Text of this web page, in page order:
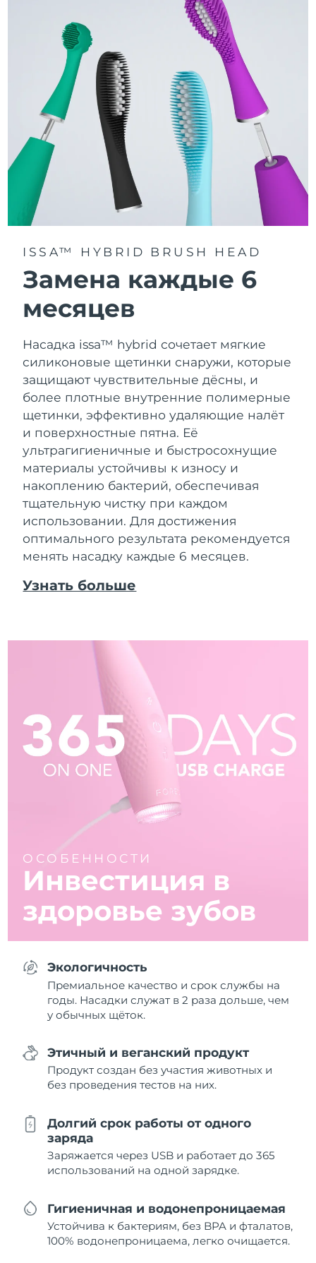
3 режима чистки: Deep Clean, Whitening и Sensitive.
Технология Sonic Pulse обеспечивает 11 000
пульсаций в минуту для глубокого и бережного
очищения всей полости рта.
Получите доступ к индивидуальным режимам
чистки через приложение FOREO For You.
ISSA™ HYBRID BRUSH HEAD
Замена каждые 6
месяцев
Насадка issa™ hybrid сочетает мягкие
силиконовые щетинки снаружи, которые
защищают чувствительные дёсны, и
более плотные внутренние полимерные
щетинки, эффективно удаляющие налёт
и поверхностные пятна. Её
ультрагигиеничные и быстросохнущие
материалы устойчивы к износу и
накоплению бактерий, обеспечивая
тщательную чистку при каждом
использовании. Для достижения
оптимального результата рекомендуется
менять насадку каждые 6 месяцев.
Узнать больше
ОСОБЕННОСТИ
Инвестиция в
здоровье зубов
Экологичность
Премиальное качество и срок службы на
годы. Насадки служат в 2 раза дольше, чем
у обычных щёток.
Этичный и веганский продукт
Продукт создан без участия животных и
без проведения тестов на них.
Долгий срок работы от одного
заряда
Заряжается через USB и работает до 365
использований на одной зарядке.
Гигиеничная и водонепроницаемая
Устойчива к бактериям, без BPA и фталатов,
100% водонепроницаема, легко очищается.